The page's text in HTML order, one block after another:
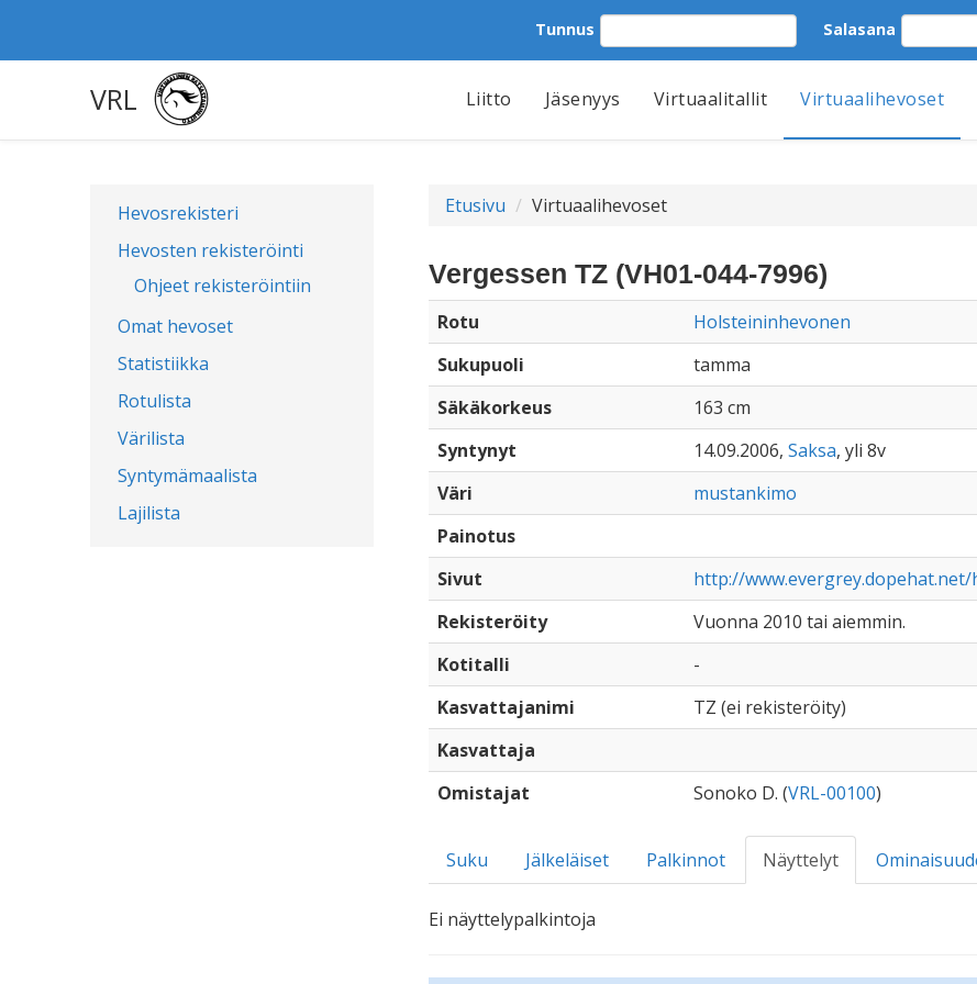
Tunnus Salasana
VRL Liitto Jäsenyys Virtuaalitallit Virtuaalihevoset
Hevosrekisteri
Hevosten rekisteröinti
Ohjeet rekisteröintiin
Omat hevoset
Statistiikka
Rotulista
Värilista
Syntymämaalista
Lajilista
Etusivu Virtuaalihevoset
Vergessen TZ (VH01-044-7996)
Rotu
Holsteininhevonen
Sukupuoli
tamma
Säkäkorkeus
163 cm
Syntynyt
14.09.2006, Saksa, yli 8v
Väri
mustankimo
Painotus
Sivut
http://
Rekisteröity
Vuonna 2010 tai aiemmin.
Kotitalli
-
Kasvattajanimi
TZ (ei rekisteröity)
Kasvattaja
Omistajat
Sonoko D. (VRL-00100)
Suku Jälkeläiset Palkinnot Näyttelyt
Ei näyttelypalkintoja